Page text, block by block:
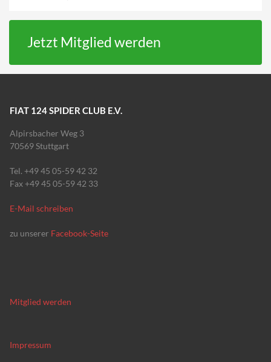
Jetzt Mitglied werden
FIAT 124 SPIDER CLUB E.V.
Alpirsbacher Weg 3
70569 Stuttgart
Tel. +49 45 05-59 42 32
Fax +49 45 05-59 42 33
E-Mail schreiben
zu unserer Facebook-Seite
Mitglied werden
Impressum